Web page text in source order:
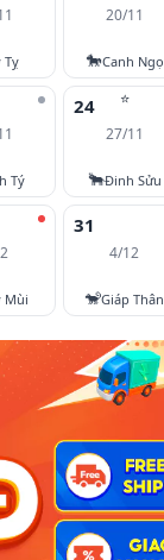
Tỵ
20/11
🐎Canh Ngọ
Tý
⭐
24
27/11
🐂Đinh Sửu
Mùi
31
4/12
🐒Giáp Thân